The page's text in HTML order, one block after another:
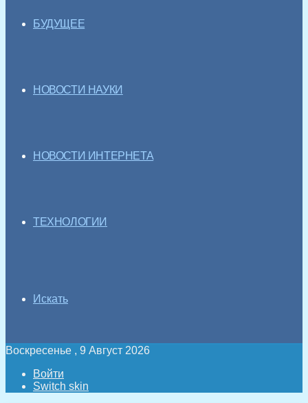
БУДУЩЕЕ
НОВОСТИ НАУКИ
НОВОСТИ ИНТЕРНЕТА
ТЕХНОЛОГИИ
Искать
Воскресенье , 9 Август 2026
Войти
Switch skin